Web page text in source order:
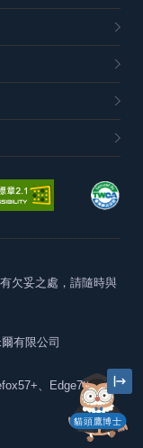
貓頭鷹博士
欠妥之處，請隨時與
有限公司
、Edge79+及